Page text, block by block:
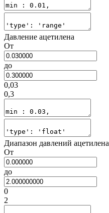
Давление ацетилена
От
до
0,03
0,3
Диапазон давлений ацетилена
От
до
0
2